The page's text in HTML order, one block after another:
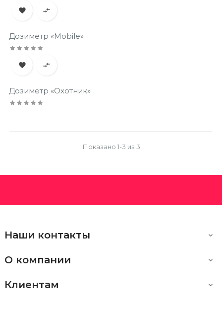
 
Дозиметр «Mobile»
 
Дозиметр «Охотник»
Показано 1-3 из 3
Наши контакты 
О компании 
Клиентам 